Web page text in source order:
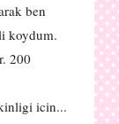
ben
koydum.
200
icin...